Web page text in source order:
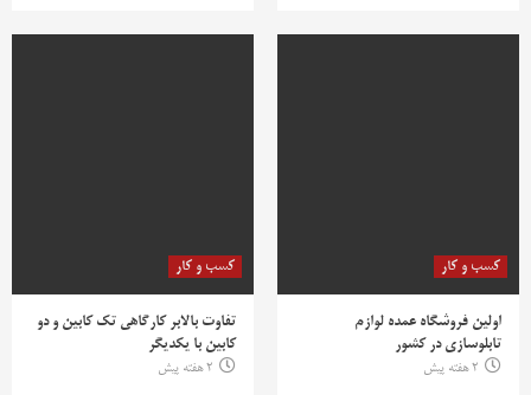
کسب و کار
اولین فروشگاه عمده لوازم
تابلوسازی در کشور
2 هفته پیش
کسب و کار
تفاوت بالابر کارگاهی تک کابین و دو
کابین با یکدیگر
2 هفته پیش